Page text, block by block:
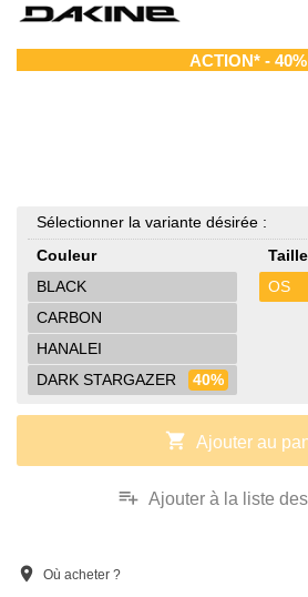
ACTION* - 40%
Sélectionner la variante désirée :
Couleur
BLACK
CARBON
HANALEI
DARK STARGAZER
40%
Taille
OS
shopping_cart Ajouter au
playlist_add Ajouter à la liste
location_on Où acheter ?